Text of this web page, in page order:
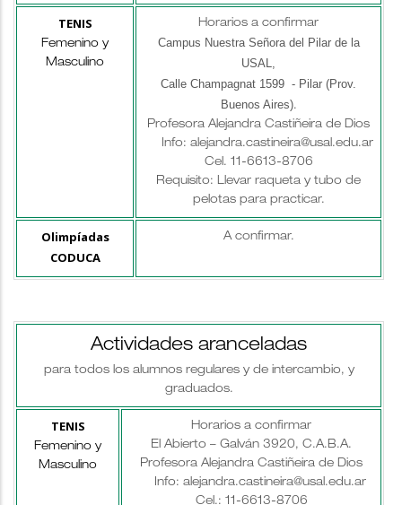
TENIS
Femenino y
Masculino
Horarios a confirmar
Campus Nuestra Señora del Pilar de la
USAL,
Calle Champagnat 1599 - Pilar (Prov.
Buenos Aires).
Profesora Alejandra Castiñeira de Dios
Info: alejandra.castineira@usal.edu.ar
Cel. 11-6613-8706
Requisito: Llevar raqueta y tubo de
pelotas para practicar.
Olimpíadas
CODUCA
A confirmar.
Actividades aranceladas
para todos los alumnos regulares y de intercambio, y
graduados.
TENIS
Femenino y
Masculino
Horarios a confirmar
El Abierto – Galván 3920, C.A.B.A.
Profesora Alejandra Castiñeira de Dios
Info: alejandra.castineira@usal.edu.ar
Cel.: 11-6613-8706